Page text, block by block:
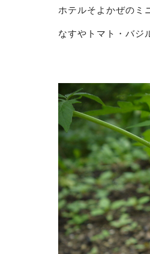
ホテルそよかぜのミ
なすやトマト・バジ